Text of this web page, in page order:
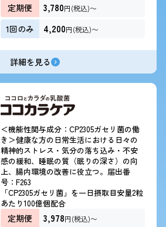
定期便 3,780円(税込)〜
1回のみ 4,200円(税込)〜
詳細を見る
＜機能性関与成分：CP2305ガセリ菌の働
き＞健康な方の日常生活における日々の
精神的ストレス・気分の落ち込み・不安
感の緩和、睡眠の質（眠りの深さ）の向
上、腸内環境の改善に役立つ。届出番
号：F263
「CP2305ガセリ菌」を一日摂取目安量2粒
あたり100億個配合
定期便 3,978円(税込)〜